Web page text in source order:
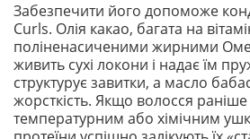
Забезпечити його допоможе
Curls. Олія какао, багата на
поліненасиченими жирними
живить сухі локони і надає їм
структурує завитки, а масло
жорсткість. Якщо волосся раніше
температурним або хімічним